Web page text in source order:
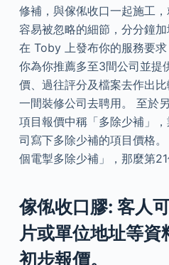
修補，與傢俬收口一起施工
容易被忽略的細節，分分鐘
在 Toby 上發布你的服務要
你為你推薦多至3間公司並提
價、過往評分及檔案去作出
一間裝修公司去聘用。 至於
項目報價中稱「多除少補」
司寫下多除少補的項目價格
個電掣多除少補」，那麼第
傢俬收口膠: 客人
片或單位地址等資
初步報價。